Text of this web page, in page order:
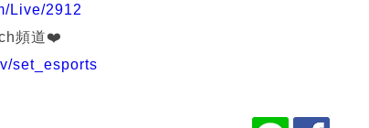
Live/2912
頻道❤️
set_esports